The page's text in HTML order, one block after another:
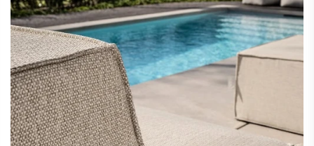
Van compacte loungehoek tot royale U-vorm. Creëer
een loungeset die volledig aansluit op jouw
buitenleven.